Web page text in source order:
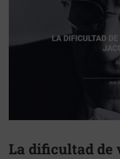
La dificultad de